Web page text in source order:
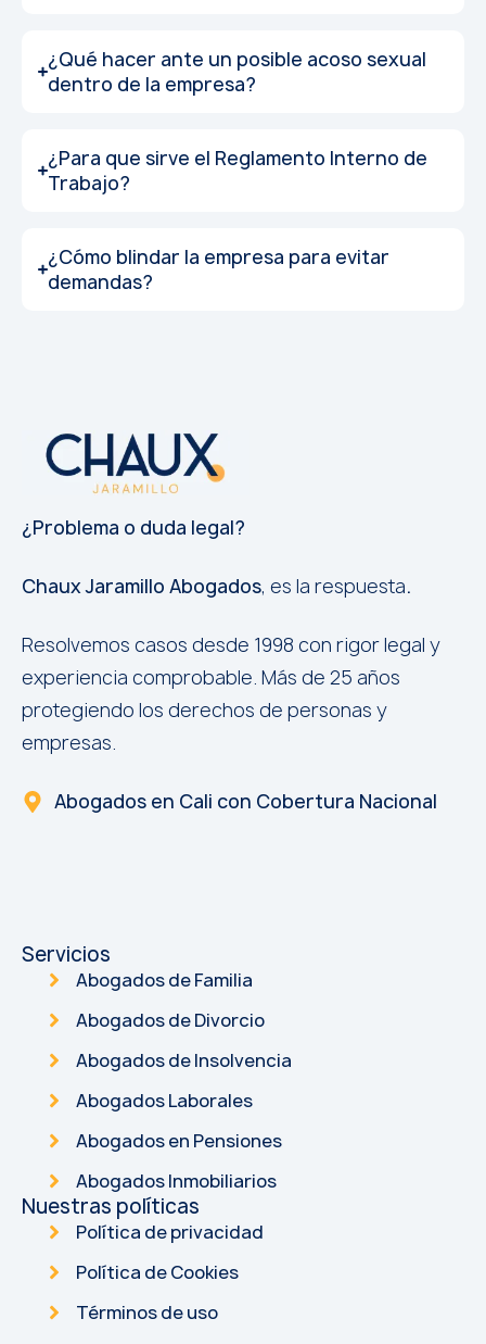
¿Qué hacer ante un posible acoso sexual
dentro de la empresa?
¿Para que sirve el Reglamento Interno de
Trabajo?
¿Cómo blindar la empresa para evitar
demandas?
¿Problema o duda legal?
Chaux Jaramillo Abogados, es la respuesta.
Resolvemos casos desde 1998 con rigor legal y
experiencia comprobable. Más de 25 años
protegiendo los derechos de personas y
empresas.
Abogados en Cali con Cobertura Nacional
Servicios
Abogados de Familia
Abogados de Divorcio
Abogados de Insolvencia
Abogados Laborales
Abogados en Pensiones
Abogados Inmobiliarios
Nuestras políticas
Política de privacidad
Política de Cookies
Términos de uso